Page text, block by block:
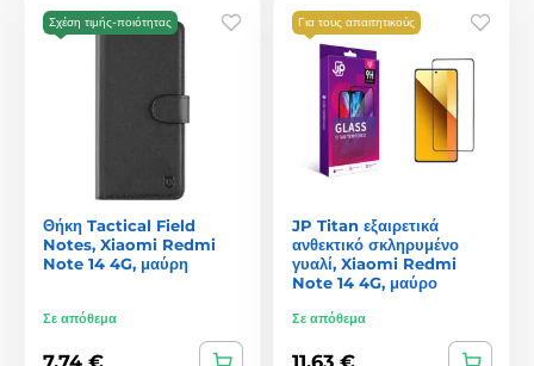
Σχέση τιμής-ποιότητας
Θήκη Tactical Field
Notes, Xiaomi Redmi
Note 14 4G, μαύρη
Σε απόθεμα
Για τους απαιτητικούς
JP Titan εξαιρετικά
ανθεκτικό σκληρυμένο
γυαλί, Xiaomi Redmi
Note 14 4G, μαύρο
Σε απόθεμα